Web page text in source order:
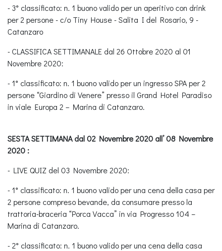
- 3° classificato: n. 1 buono valido per un aperitivo con drink
per 2 persone - c/o Tiny House - Salita I del Rosario, 9 -
Catanzaro
- CLASSIFICA SETTIMANALE dal 26 Ottobre 2020 al 01
Novembre 2020:
- 1° classificato: n. 1 buono valido per un ingresso SPA per 2
persone “Giardino di Venere” presso il Grand Hotel Paradiso
in viale Europa 2 – Marina di Catanzaro.
SESTA SETTIMANA dal 02 Novembre 2020 all’ 08 Novembre
2020 :
- LIVE QUIZ del 03 Novembre 2020:
- 1° classificato: n. 1 buono valido per una cena della casa per
2 persone compreso bevande, da consumare presso la
trattoria-braceria “Porca Vacca” in via Progresso 104 –
Marina di Catanzaro.
- 2° classificato: n. 1 buono valido per una cena della casa